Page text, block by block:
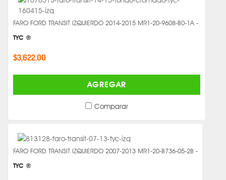
FARO FORD TRANSIT IZQUIERDO 2014-2015 MR1-20-9608-B0-1A -
TYC ®
$3,622.00
AGREGAR
Comparar
FARO FORD TRANSIT IZQUIERDO 2007-2013 MR1-20-B736-05-2B -
TYC ®